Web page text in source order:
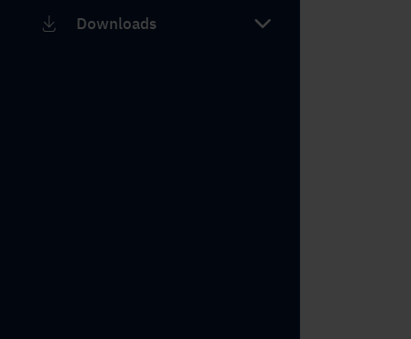
Downloads